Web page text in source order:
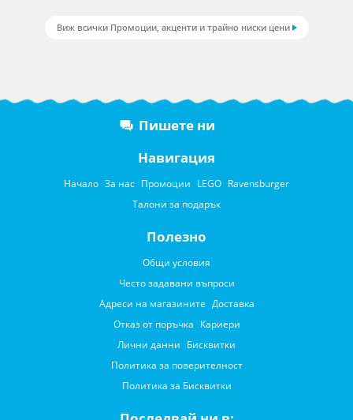
Виж всички Промоции, акценти и трайно ниски цени
Пишете ни
Навигация
Начало За нас Промоции LEGO Ravensburger
Талони за подарък
Полезно
Общи условия
Често задавани въпроси
Адреси на магазините Доставка
Отказ от поръчка Кариери
Лични данни Бисквитки
Политика за поверителност
Политика за Бисквитки